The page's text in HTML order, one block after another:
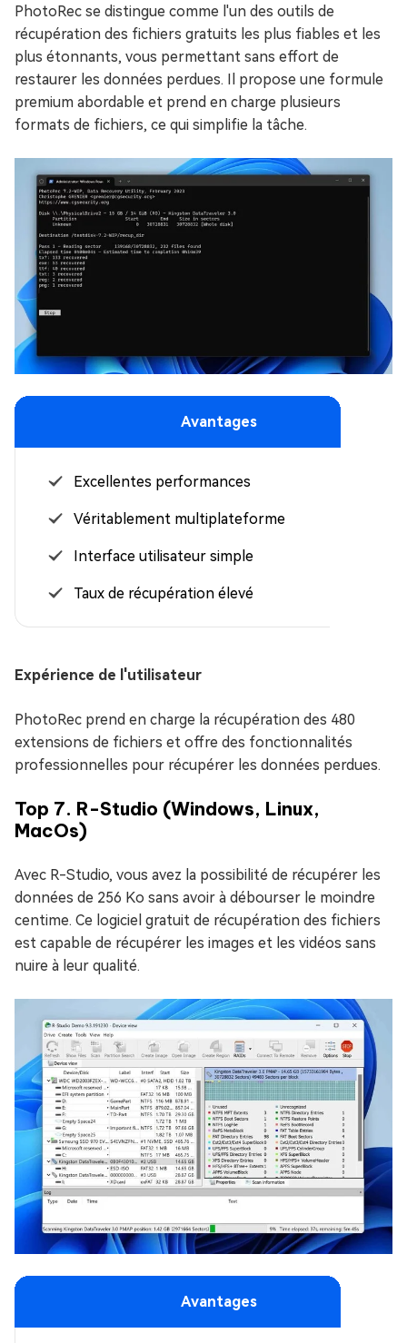
PhotoRec se distingue comme l'un des outils de
récupération des fichiers gratuits les plus fiables et les
plus étonnants, vous permettant sans effort de
restaurer les données perdues. Il propose une formule
premium abordable et prend en charge plusieurs
formats de fichiers, ce qui simplifie la tâche.
Avantages
Excellentes performances
Véritablement multiplateforme
Interface utilisateur simple
Taux de récupération élevé
Expérience de l'utilisateur
PhotoRec prend en charge la récupération des 480
extensions de fichiers et offre des fonctionnalités
professionnelles pour récupérer les données perdues.
Top 7. R-Studio (Windows, Linux,
MacOs)
Avec R-Studio, vous avez la possibilité de récupérer les
données de 256 Ko sans avoir à débourser le moindre
centime. Ce logiciel gratuit de récupération des fichiers
est capable de récupérer les images et les vidéos sans
nuire à leur qualité.
Avantages